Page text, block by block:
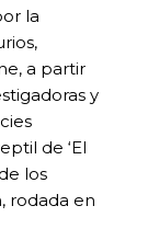
la
a partir
y
de ‘El
los
rodada en